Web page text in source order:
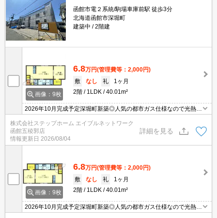
函館市電２系統/駒場車庫前駅 徒歩3分
北海道函館市深堀町
建築中
2階建
画像：9枚
6.8万円(管理費等：2,000円)
敷
なし 礼
1ヶ月
2階
1LDK 40.01m²
2026年10月完成予定深堀町新築◎人気の都市ガス仕様なので光熱費
ますが、エアコン付きなので夏も快適に過ごすことができます♪イン
ターネットはWi-Fiが無料で使い放題☆
株式会社ステップホーム エイブルネットワーク
函館五稜郭店
情報更新日 2026/08/04
詳細を見る
画像：9枚
6.8万円(管理費等：2,000円)
敷
なし 礼
1ヶ月
2階
1LDK 40.01m²
2026年10月完成予定深堀町新築◎人気の都市ガス仕様なので光熱費